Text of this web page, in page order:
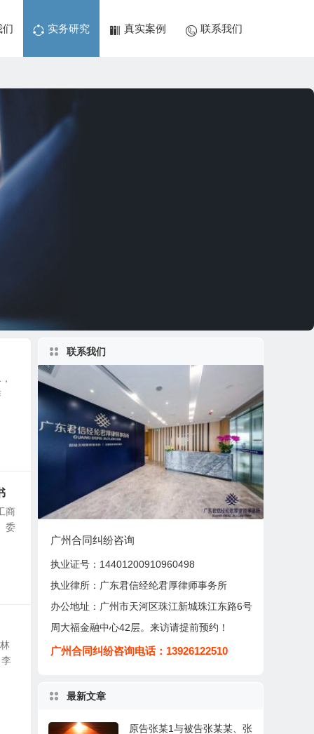
们 实务研究 真实案例 联系我们
商
委
联系我们
广州合同纠纷咨询
执业证号：14401200910960498
执业律所：广东君信经纶君厚律师事务所
办公地址： 广州市天河区珠江新城珠江东路6号
周大福金融中心42层。来访请提前预约！
广州合同纠纷咨询电话：13926122510
最新文章
原告张某1与被告张某某、张